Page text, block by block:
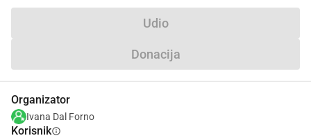
Udio
Donacija
Organizator
Ivana Dal Forno
Korisnikinfo